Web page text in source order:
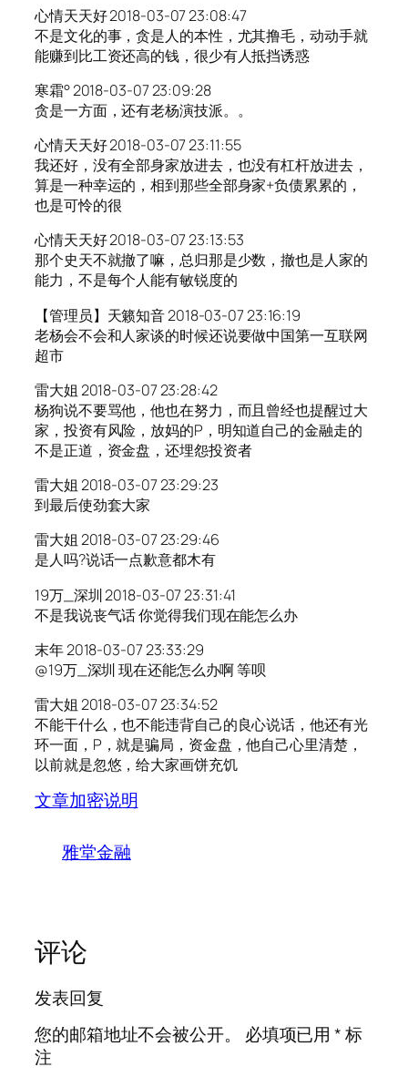
心情天天好 2018-03-07 23:08:47
不是文化的事，贪是人的本性，尤其撸毛，动动手就
能赚到比工资还高的钱，很少有人抵挡诱惑
寒霜° 2018-03-07 23:09:28
贪是一方面，还有老杨演技派。。
心情天天好 2018-03-07 23:11:55
我还好，没有全部身家放进去，也没有杠杆放进去，
算是一种幸运的，相到那些全部身家+负债累累的，
也是可怜的很
心情天天好 2018-03-07 23:13:53
那个史天不就撤了嘛，总归那是少数，撤也是人家的
能力，不是每个人能有敏锐度的
【管理员】天籁知音 2018-03-07 23:16:19
老杨会不会和人家谈的时候还说要做中国第一互联网
超市
雷大姐 2018-03-07 23:28:42
杨狗说不要骂他，他也在努力，而且曾经也提醒过大
家，投资有风险，放妈的P，明知道自己的金融走的
不是正道，资金盘，还埋怨投资者
雷大姐 2018-03-07 23:29:23
到最后使劲套大家
雷大姐 2018-03-07 23:29:46
是人吗?说话一点歉意都木有
19万_深圳 2018-03-07 23:31:41
不是我说丧气话 你觉得我们现在能怎么办
末年 2018-03-07 23:33:29
@19万_深圳 现在还能怎么办啊 等呗
雷大姐 2018-03-07 23:34:52
不能干什么，也不能违背自己的良心说话，他还有光
环一面，P，就是骗局，资金盘，他自己心里清楚，
以前就是忽悠，给大家画饼充饥
文章加密说明
雅堂金融
评论
发表回复
您的邮箱地址不会被公开。
必填项已用*标
注